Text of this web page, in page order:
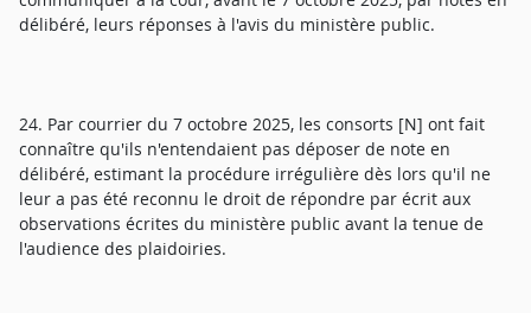
délibéré, leurs réponses à l'avis du ministère public.
24. Par courrier du 7 octobre 2025, les consorts [N] ont fait
connaître qu'ils n'entendaient pas déposer de note en
délibéré, estimant la procédure irrégulière dès lors qu'il ne
leur a pas été reconnu le droit de répondre par écrit aux
observations écrites du ministère public avant la tenue de
l'audience des plaidoiries.